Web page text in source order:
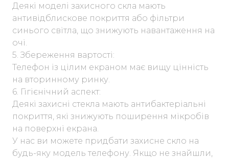
Деякі моделі захисного скла мають
антивідблискове покриття або фільтри
синього світла, що знижують навантаження на
очі.
5. Збереження вартості:
Телефон із цілим екраном має вищу цінність
на вторинному ринку.
6. Гігієнічний аспект:
Деякі захисні стекла мають антибактеріальні
покриття, які знижують поширення мікробів
на поверхні екрана.
У нас ви можете придбати захисне скло на
будь-яку модель телефону. Якщо не знайшли,